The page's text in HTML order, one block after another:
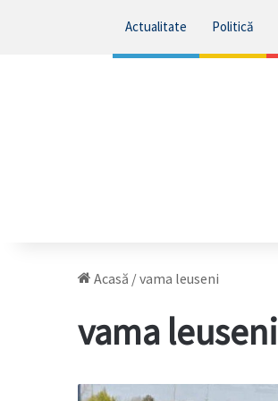
Actualitate Politică
Acasă /vama leuseni
vama leuseni
Cozi